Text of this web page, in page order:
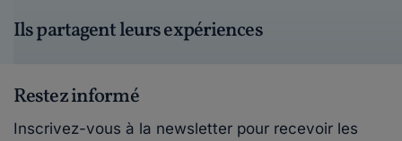
Ils partagent leurs expériences
Restez informé
Inscrivez-vous à la newsletter pour recevoir les